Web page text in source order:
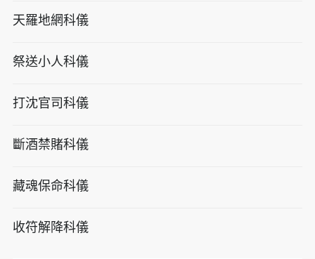
天羅地網科儀
祭送小人科儀
打沈官司科儀
斷酒禁賭科儀
藏魂保命科儀
收符解降科儀